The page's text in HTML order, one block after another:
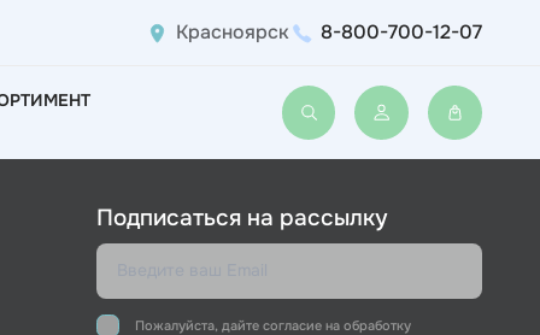
Красноярск 8-800-700-12-07
не
Войти или
Подписаться на рассылку
Пожалуйста, дайте согласие на обработку